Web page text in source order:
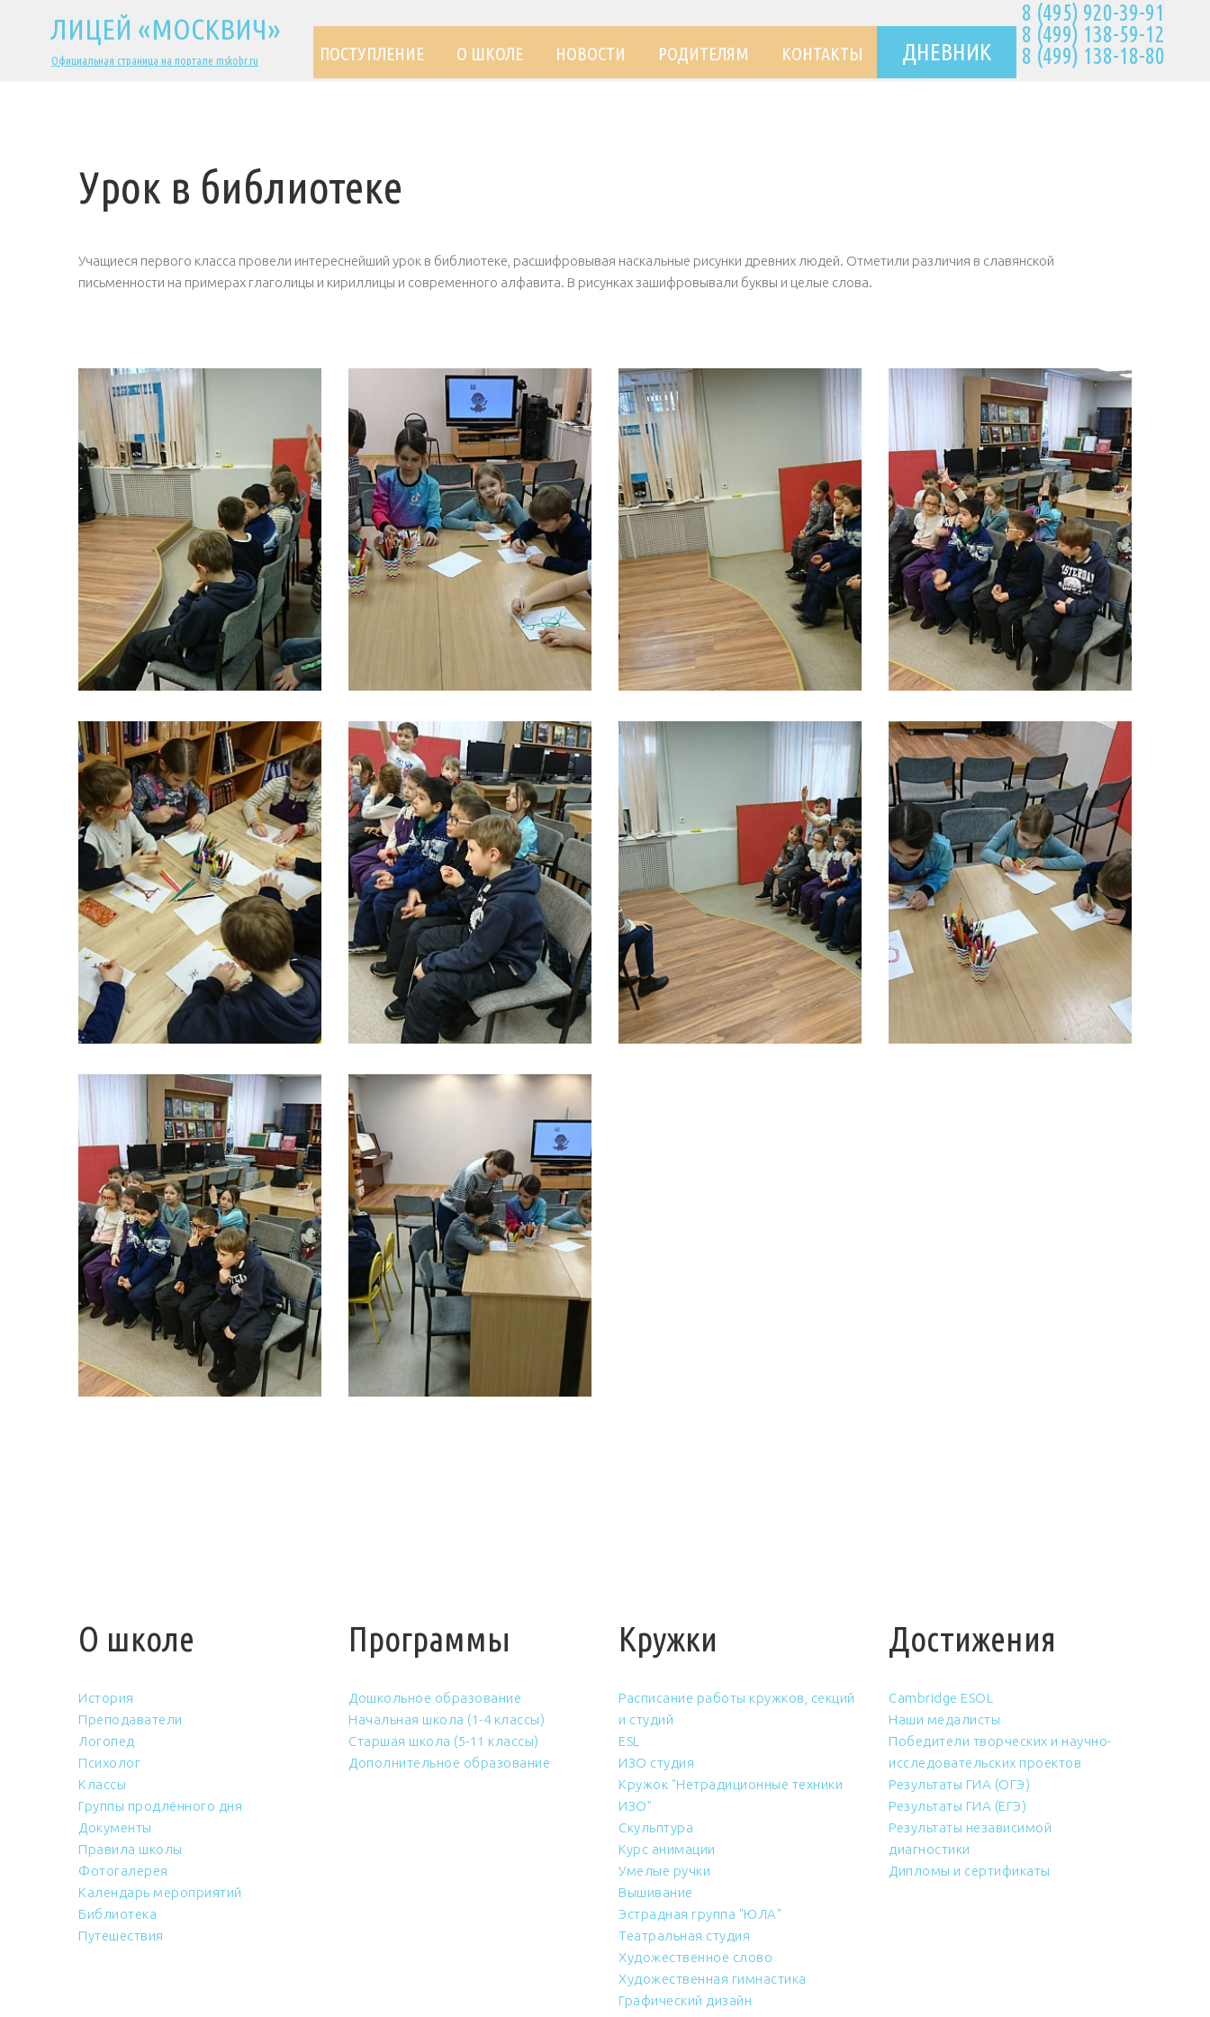
8 (495) 920-39-91
8 (499) 138-59-12
8 (499) 138-18-80
ЛИЦЕЙ «МОСКВИЧ»
Официальная страница на портале mskobr.ru ПОСТУПЛЕНИЕ О ШКОЛЕ НОВОСТИ РОДИТЕЛЯМ КОНТАКТЫ ДНЕВНИК
Урок в библиотеке
Учащиеся первого класса провели интереснейший урок в библиотеке, расшифровывая наскальные рисунки древних людей. Отметили различия в славянской
письменности на примерах глаголицы и кириллицы и современного алфавита. В рисунках зашифровывали буквы и целые слова.
О школе
История
Преподаватели
Логопед
Психолог
Классы
Группы продлённого дня
Документы
Правила школы
Фотогалерея
Календарь мероприятий
Библиотека
Путешествия
Программы
Дошкольное образование
Начальная школа (1-4 классы)
Старшая школа (5-11 классы)
Дополнительное образование
Кружки
Расписание работы кружков, секций
и студий
ESL
ИЗО студия
Кружок "Нетрадиционные техники
ИЗО"
Скульптура
Курс анимации
Умелые ручки
Вышивание
Эстрадная группа "ЮЛА"
Театральная студия
Художественное слово
Художественная гимнастика
Графический дизайн
Достижения
Cambridge ESOL
Наши медалисты
Победители творческих и научно-
исследовательских проектов
Результаты ГИА (ОГЭ)
Результаты ГИА (ЕГЭ)
Результаты независимой
диагностики
Дипломы и сертификаты